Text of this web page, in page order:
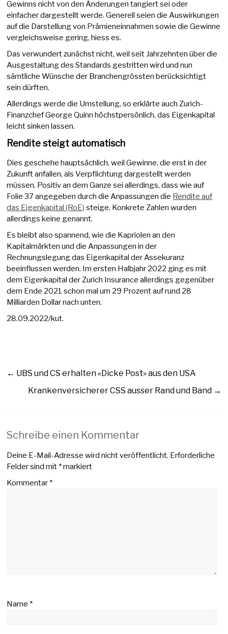
Gewinns nicht von den Änderungen tangiert sei oder
einfacher dargestellt werde. Generell seien die Auswirkungen
auf die Darstellung von Prämieneinnahmen sowie die Gewinne
vergleichsweise gering, hiess es.
Das verwundert zunächst nicht, weil seit Jahrzehnten über die
Ausgestaltung des Standards gestritten wird und nun
sämtliche Wünsche der Branchengrössten berücksichtigt
sein dürften.
Allerdings werde die Umstellung, so erklärte auch Zurich-
Finanzchef George Quinn höchstpersönlich, das Eigenkapital
leicht sinken lassen.
Rendite steigt automatisch
Dies geschehe hauptsächlich, weil Gewinne, die erst in der
Zukunft anfallen, als Verpflichtung dargestellt werden
müssen. Positiv an dem Ganze sei allerdings, dass wie auf
Folie 37 angegeben durch die Anpassungen die Rendite auf
das Eigenkapital (RoE) steige. Konkrete Zahlen wurden
allerdings keine genannt.
Es bleibt also spannend, wie die Kapriolen an den
Kapitalmärkten und die Anpassungen in der
Rechnungslegung das Eigenkapital der Assekuranz
beeinflussen werden. Im ersten Halbjahr 2022 ging es mit
dem Eigenkapital der Zurich Insurance allerdings gegenüber
dem Ende 2021 schon mal um 29 Prozent auf rund 28
Milliarden Dollar nach unten.
28.09.2022/kut.
← UBS und CS erhalten «Dicke Post» aus den USA
Krankenversicherer CSS ausser Rand und Band →
Schreibe einen Kommentar
Deine E-Mail-Adresse wird nicht veröffentlicht. Erforderliche
Felder sind mit*markiert
Kommentar*
Name*